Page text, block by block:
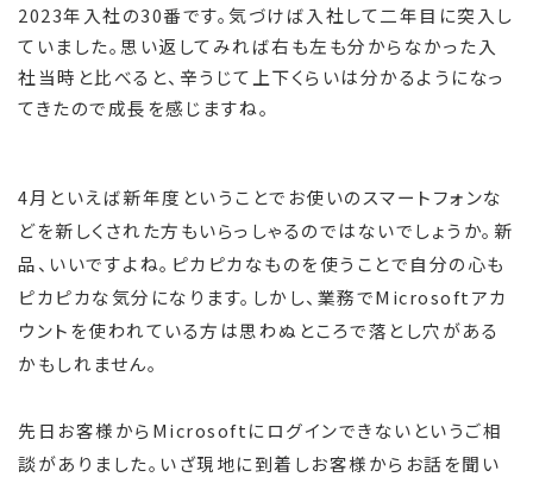
2023年入社の30番です。気づけば入社して二年目に突入し
ていました。思い返してみれば右も左も分からなかった入
社当時と比べると、辛うじて上下くらいは分かるようになっ
てきたので成長を感じますね。
4月といえば新年度ということでお使いのスマートフォンな
どを新しくされた方もいらっしゃるのではないでしょうか。新
品、いいですよね。ピカピカなものを使うことで自分の心も
ピカピカな気分になります。しかし、業務でMicrosoftアカ
ウントを使われている方は思わぬところで落とし穴がある
かもしれません。
先日お客様からMicrosoftにログインできないというご相
談がありました。いざ現地に到着しお客様からお話を聞い